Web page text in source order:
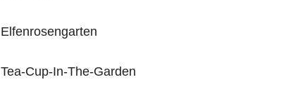
Elfenrosengarten
Tea-Cup-In-The-Garden